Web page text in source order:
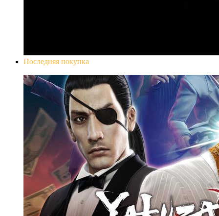
Последняя покупка